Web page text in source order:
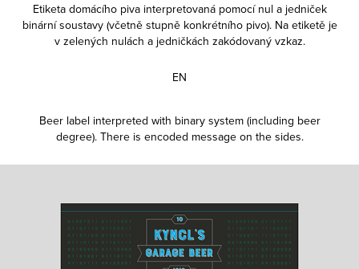
Etiketa domácího piva interpretovaná pomocí nul a jedniček
binární soustavy (včetně stupně konkrétního pivo). Na etiketě je
v zelených nulách a jedničkách zakódovaný vzkaz.
EN
Beer label interpreted with binary system (including beer
degree). There is encoded message on the sides.